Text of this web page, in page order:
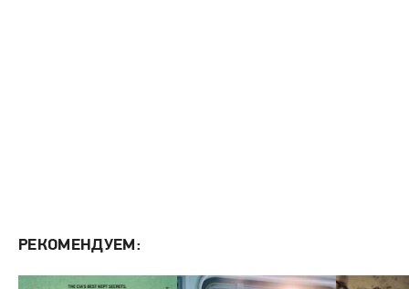
РЕКОМЕНДУЕМ: